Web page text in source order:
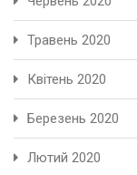
Травень 2020
Квітень 2020
Березень 2020
Лютий 2020